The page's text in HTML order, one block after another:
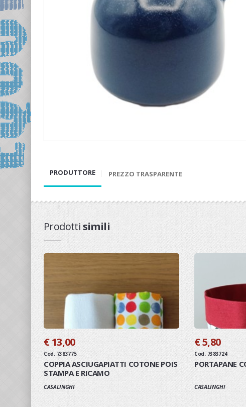
PRODUTTORE PREZZO TRASPARENTE
Prodottisimili
€ 13,00
Cod. 7383775
COPPIA ASCIUGAPIATTI COTONE POIS
STAMPA E RICAMO
CASALINGHI
€ 5,80
Cod. 7383724
PORTAPANE
CASALINGHI